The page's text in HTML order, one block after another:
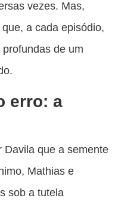
vezes. Mas,
que, a cada episódio,
de um
erro: a
Davila que a semente
Mathias e
sob a tutela